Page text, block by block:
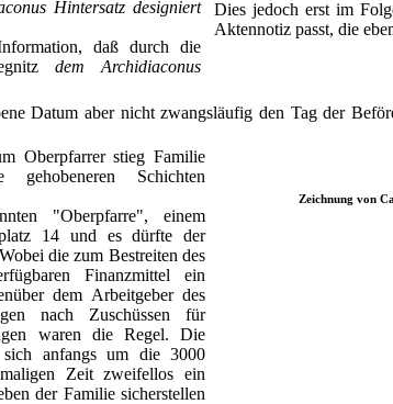
Hintersatz designiert
daß durch die
dem Archidiaconus
Dies jedoch erst im
Aktennotiz passt, die
Datum aber nicht zwangsläufig den Tag der
Oberpfarrer stieg Familie
Schichten
"Oberpfarre", einem
14 und es dürfte der
die zum Bestreiten des
Finanzmittel ein
dem Arbeitgeber des
nach Zuschüssen für
waren die Regel. Die
anfangs um die 3000
Zeit zweifellos ein
der Familie sicherstellen
Zeichnung von